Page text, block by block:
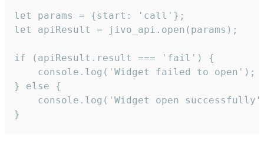
let params = {start: 'call'};
let apiResult = jivo_api.open(params);
if (apiResult.result === 'fail') {
    console.log('Widget failed to open');
} else {
console.log('Widget open
}